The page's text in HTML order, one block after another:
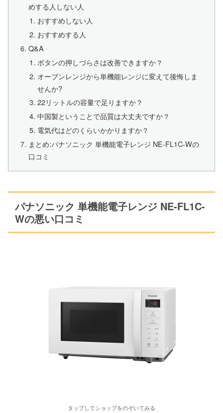
めする人しない人
おすすめしない人
おすすめする人
Q&A
ボタンの押しづらさは改善できますか？
オーブンレンジから単機能レンジに変えて後悔しま
せんか?
22リットルの容量で足りますか？
中国製ということで品質は大丈夫ですか？
電気代はどのくらいかかりますか？
まとめ:パナソニック 単機能電子レンジ NE-FL1C-Wの
口コミ
パナソニック 単機能電子レンジ NE-FL1C-
Wの悪い口コミ
タップしてショップをのぞいてみる